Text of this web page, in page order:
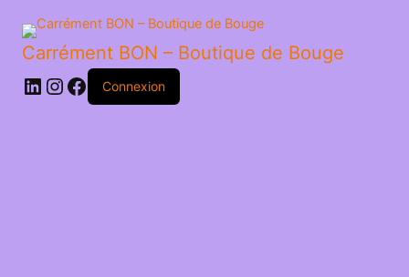
Carrément BON – Boutique de Bouge
LinkedIn
Instagram
Facebook
Connexion
ETUI
SIMPLE